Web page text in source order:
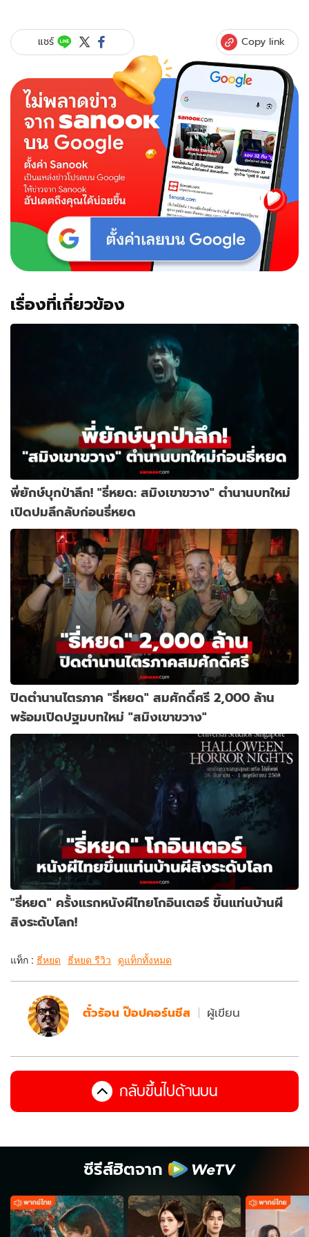
ธี่
หยด
เป็น
เรื่อง
รอง
ลูกซอง
ของ
จริง โดย
ร้อน
ป๊อป
ชีส
แชร์ Copy link
เรื่องที่เกี่ยวข้อง
พี่ยักษ์บุกป่าลึก! "ธี่หยด: สมิงเขาขวาง" ตำนานบทใหม่
เปิดปมลึกลับก่อนธี่หยด
ปิดตำนานไตรภาค "ธี่หยด" สมศักดิ์ศรี 2,000 ล้าน
พร้อมเปิดปฐมบทใหม่ "สมิงเขาขวาง"
"ธี่หยด" ครั้งแรกหนังผีไทยโกอินเตอร์ ขึ้นแท่นบ้านผี
สิงระดับโลก!
แท็ก : ธี่หยด ธี่หยด รีวิว ดูแท็กทั้งหมด
ตั๋วร้อน ป๊อปคอร์นชีส ผู้เขียน
กลับขึ้นไปด้านบน
ซีรีส์ฮิตจาก